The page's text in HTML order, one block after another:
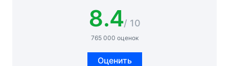
8.4/ 10
765 000 оценок
Оценить